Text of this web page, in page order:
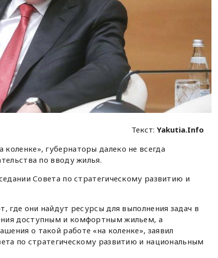
Текст:Yakutia.Info
губернаторы далеко не всегда
по вводу жилья.
Совета по стратегическому развитию и
где они найдут ресурсы для выполнения задач в
доступным и комфортным жильем, а
о такой работе «на коленке», заявил
по стратегическому развитию и национальным